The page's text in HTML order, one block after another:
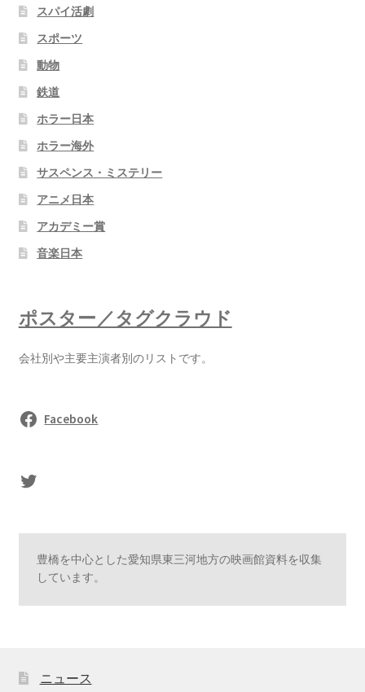
スパイ活劇
スポーツ
動物
鉄道
ホラー日本
ホラー海外
サスペンス・ミステリー
アニメ日本
アカデミー賞
音楽日本
ポスター／タグクラウド
会社別や主要主演者別のリストです。
Facebook
sasaki's Twitter
豊橋を中心とした愛知県東三河地方の映画館資料を収集
しています。
ニュース